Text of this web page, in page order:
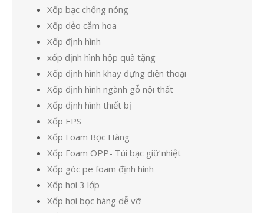
Xốp bạc chống nóng
Xốp dẻo cắm hoa
Xốp định hình
xốp định hình hộp quà tặng
Xốp định hình khay đựng điện thoại
Xốp định hình ngành gỗ nội thất
Xốp định hình thiết bị
Xốp EPS
Xốp Foam Bọc Hàng
Xốp Foam OPP- Túi bạc giữ nhiệt
Xốp góc pe foam định hình
Xốp hơi 3 lớp
Xốp hơi bọc hàng dễ vỡ